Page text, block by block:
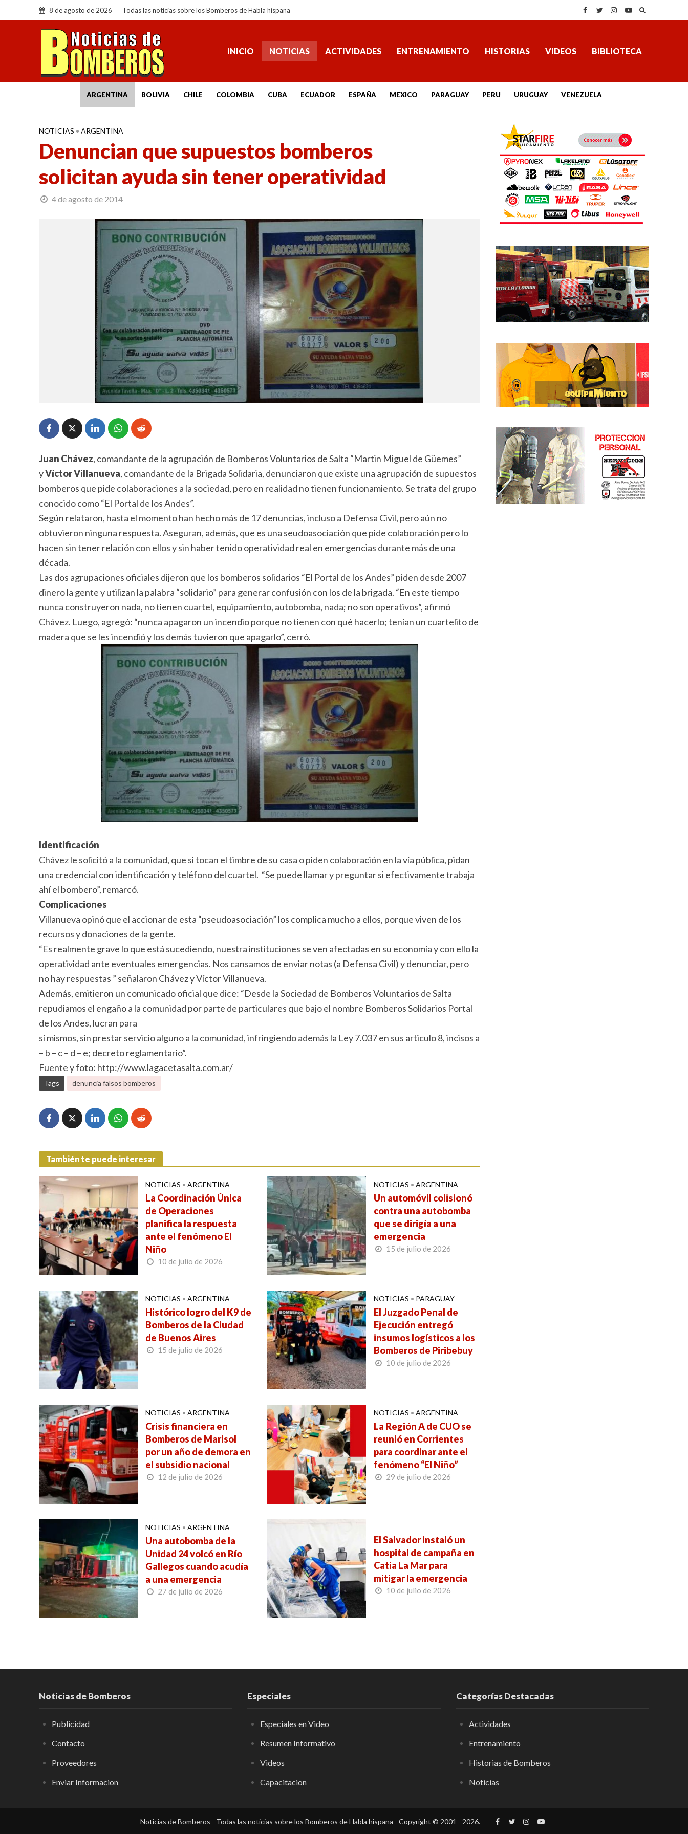
8 de agosto de 2026 Todas las noticias sobre los Bomberos de Habla hispana
INICIO NOTICIAS ACTIVIDADES ENTRENAMIENTO HISTORIAS VIDEOS BIBLIOTECA
ARGENTINA BOLIVIA CHILE COLOMBIA CUBA ECUADOR ESPAÑA MEXICO PARAGUAY PERU URUGUAY VENEZUELA
NOTICIAS • ARGENTINA
Denuncian que supuestos bomberos
solicitan ayuda sin tener operatividad
4 de agosto de 2014
Juan Chávez, comandante de la agrupación de Bomberos Voluntarios de Salta “Martin Miguel de Güemes”
yVíctor Villanueva, comandante de la Brigada Solidaria, denunciaron que existe una agrupación de supuestos
bomberos que pide colaboraciones a la sociedad, pero en realidad no tienen funcionamiento. Se trata del grupo
conocido como “El Portal de los Andes”.
Según relataron, hasta el momento han hecho más de 17 denuncias, incluso a Defensa Civil, pero aún no
obtuvieron ninguna respuesta. Aseguran, además, que es una seudoasociación que pide colaboración pero lo
hacen sin tener relación con ellos y sin haber tenido operatividad real en emergencias durante más de una
década.
Las dos agrupaciones oficiales dijeron que los bomberos solidarios “El Portal de los Andes” piden desde 2007
dinero la gente y utilizan la palabra “solidario” para generar confusión con los de la brigada. “En este tiempo
nunca construyeron nada, no tienen cuartel, equipamiento, autobomba, nada; no son operativos”, afirmó
Chávez. Luego, agregó: “nunca apagaron un incendio porque no tienen con qué hacerlo; tenían un cuartelito de
madera que se les incendió y los demás tuvieron que apagarlo”, cerró.
Identificación
Chávez le solicitó a la comunidad, que si tocan el timbre de su casa o piden colaboración en la vía pública, pidan
una credencial con identificación y teléfono del cuartel. “Se puede llamar y preguntar si efectivamente trabaja
ahí el bombero”, remarcó.
Complicaciones
Villanueva opinó que el accionar de esta “pseudoasociación” los complica mucho a ellos, porque viven de los
recursos y donaciones de la gente.
“Es realmente grave lo que está sucediendo, nuestra instituciones se ven afectadas en su economía y con ello la
operatividad ante eventuales emergencias. Nos cansamos de enviar notas (a Defensa Civil) y denunciar, pero
no hay respuestas ” señalaron Chávez y Víctor Villanueva.
Además, emitieron un comunicado oficial que dice: “Desde la Sociedad de Bomberos Voluntarios de Salta
repudiamos el engaño a la comunidad por parte de particulares que bajo el nombre Bomberos Solidarios Portal
de los Andes, lucran para
sí mismos, sin prestar servicio alguno a la comunidad, infringiendo además la Ley 7.037 en sus articulo 8, incisos a
– b – c – d – e; decreto reglamentario”.
Fuente y foto: http://www.lagacetasalta.com.ar/
Tags denuncia falsos bomberos
También te puede interesar
NOTICIAS • ARGENTINA
La Coordinación Única
de Operaciones
planifica la respuesta
ante el fenómeno El
Niño
10 de julio de 2026
NOTICIAS • ARGENTINA
Un automóvil colisionó
contra una autobomba
que se dirigía a una
emergencia
15 de julio de 2026
NOTICIAS • ARGENTINA
Histórico logro del K9 de
Bomberos de la Ciudad
de Buenos Aires
15 de julio de 2026
NOTICIAS • PARAGUAY
El Juzgado Penal de
Ejecución entregó
insumos logísticos a los
Bomberos de Piribebuy
10 de julio de 2026
NOTICIAS • ARGENTINA
Crisis financiera en
Bomberos de Marisol
por un año de demora en
el subsidio nacional
12 de julio de 2026
NOTICIAS • ARGENTINA
La Región A de CUO se
reunió en Corrientes
para coordinar ante el
fenómeno “El Niño”
29 de julio de 2026
NOTICIAS • ARGENTINA
Una autobomba de la
Unidad 24 volcó en Río
Gallegos cuando acudía
a una emergencia
27 de julio de 2026
El Salvador instaló un
hospital de campaña en
Catia La Mar para
mitigar la emergencia
10 de julio de 2026
Noticias de Bomberos
Publicidad
Contacto
Proveedores
Enviar Informacion
Especiales
Especiales en Video
Resumen Informativo
Videos
Capacitacion
Categorías Destacadas
Actividades
Entrenamiento
Historias de Bomberos
Noticias
Noticias de Bomberos - Todas las noticias sobre los Bomberos de Habla hispana - Copyright © 2001 - 2026.